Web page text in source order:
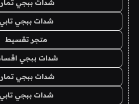
شدات ببجي
شدات ببجي تابي
متجر تقسيط
شدات ببجي
شدات ببجي
شدات ببجي تابي